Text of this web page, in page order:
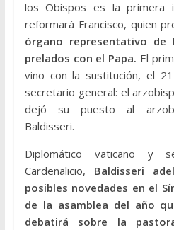
los Obispos es la primera
reformará Francisco, quien
órgano representativo de
prelados con el Papa. El
vino con la sustitución, el
secretario general: el
dejó su puesto al
Baldisseri.
Diplomático vaticano y
Cardenalicio, Baldisseri
posibles novedades en el
de la asamblea del año
debatirá sobre la